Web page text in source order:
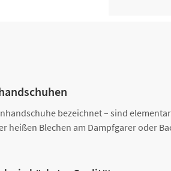
bezeichnet – sind
heißen Blechen am Dampfgarer oder